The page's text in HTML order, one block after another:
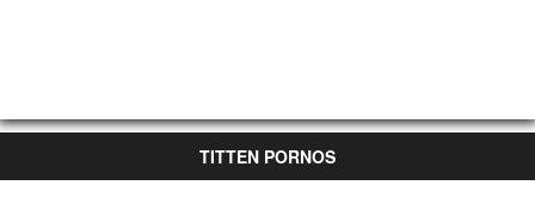
TITTEN PORNOS